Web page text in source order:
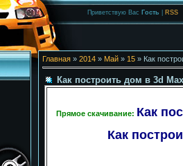
Приветствую Вас Гость RSS
Главная» 2014 » Май » 15» Как
Как построить дом в 3d Max
Прямое скачивание: Как
Как